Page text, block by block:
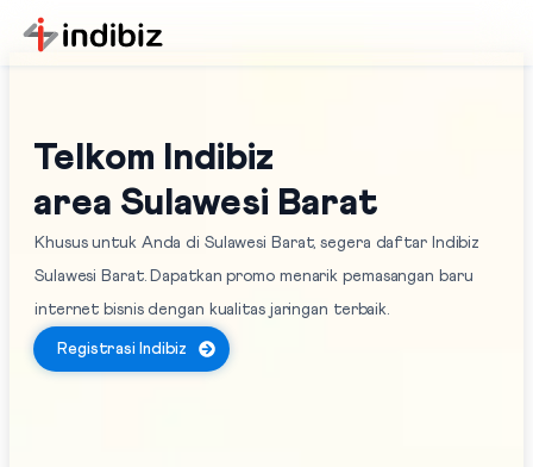
Telkom Indibiz
area Sulawesi Barat
Khusus untuk Anda di Sulawesi Barat, segera daftar Indibiz
Sulawesi Barat. Dapatkan promo menarik pemasangan baru
internet bisnis dengan kualitas jaringan terbaik.
Registrasi Indibiz